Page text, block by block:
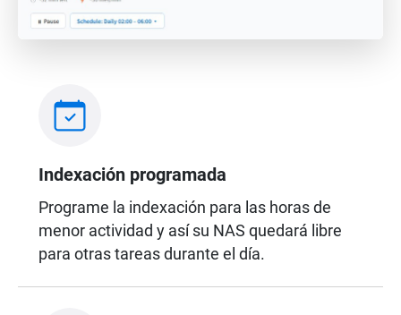
Indexación programada
Programe la indexación para las horas de
menor actividad y así su NAS quedará libre
para otras tareas durante el día.